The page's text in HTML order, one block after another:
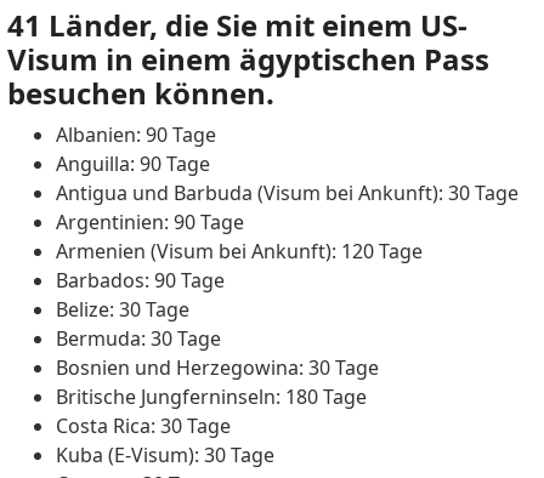
41 Länder, die Sie mit einem US-
Visum in einem ägyptischen Pass
besuchen können.
Albanien: 90 Tage
Anguilla: 90 Tage
Antigua und Barbuda (Visum bei Ankunft): 30 Tage
Argentinien: 90 Tage
Armenien (Visum bei Ankunft): 120 Tage
Barbados: 90 Tage
Belize: 30 Tage
Bermuda: 30 Tage
Bosnien und Herzegowina: 30 Tage
Britische Jungferninseln: 180 Tage
Costa Rica: 30 Tage
Kuba (E-Visum): 30 Tage